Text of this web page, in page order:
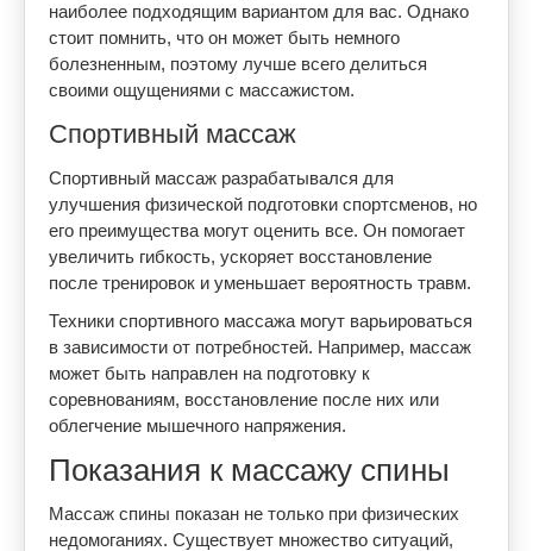
наиболее подходящим вариантом для вас. Однако
стоит помнить, что он может быть немного
болезненным, поэтому лучше всего делиться
своими ощущениями с массажистом.
Спортивный массаж
Спортивный массаж разрабатывался для
улучшения физической подготовки спортсменов, но
его преимущества могут оценить все. Он помогает
увеличить гибкость, ускоряет восстановление
после тренировок и уменьшает вероятность травм.
Техники спортивного массажа могут варьироваться
в зависимости от потребностей. Например, массаж
может быть направлен на подготовку к
соревнованиям, восстановление после них или
облегчение мышечного напряжения.
Показания к массажу спины
Массаж спины показан не только при физических
недомоганиях. Существует множество ситуаций,